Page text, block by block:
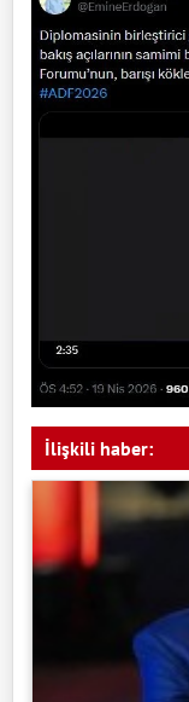
İlişkili haber: